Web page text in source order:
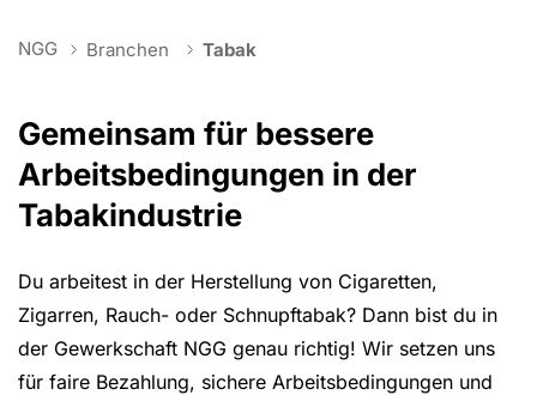
NGG Branchen Tabak
Gemeinsam für bessere
Arbeitsbedingungen in der
Tabakindustrie
Du arbeitest in der Herstellung von Cigaretten,
Zigarren, Rauch- oder Schnupftabak? Dann bist du in
der Gewerkschaft NGG genau richtig! Wir setzen uns
für faire Bezahlung, sichere Arbeitsbedingungen und